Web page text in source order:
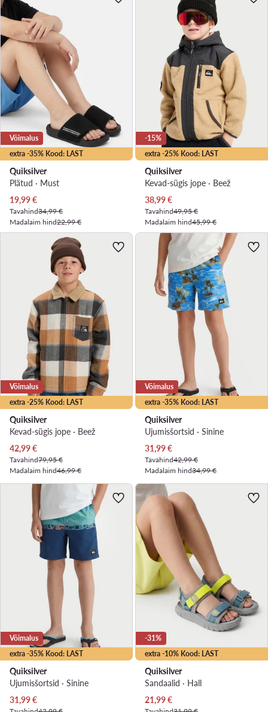
extra -35% Kood: LAST
Võimalus
Quiksilver
Plätud · Must
Praegune hind
19,99€
Tavahind34,99 €
Madalaim hind22,99 €
extra -25% Kood: LAST
-15%
Quiksilver
Kevad-sügis jope · Beež
Praegune hind
38,99€
Tavahind49,95 €
Madalaim hind45,99 €
extra -25% Kood: LAST
Võimalus
Quiksilver
Kevad-sügis jope · Beež
Praegune hind
42,99€
Tavahind79,95 €
Madalaim hind46,99 €
extra -35% Kood: LAST
Võimalus
Quiksilver
Ujumisšortsid · Sinine
Praegune hind
31,99€
Tavahind42,99 €
Madalaim hind34,99 €
extra -35% Kood: LAST
Võimalus
Quiksilver
Ujumisšortsid · Sinine
Praegune hind
31,99€
extra -10% Kood: LAST
-31%
Quiksilver
Sandaalid · Hall
Praegune hind
21,99€